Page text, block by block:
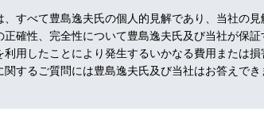
因の一つが、バイデン政権のばらまき財政と、そ
轄となり、パウエル議長が出張る筋ではない。
インフレが抑制できなければ、FRBがその責めを
というポリシーミックスは経済合理性があるの
だ。
すべて豊島逸夫氏の個人的見解であり、当社の見
確性、完全性について豊島逸夫氏及び当社が保証
用したことにより発生するいかなる費用または
するご質問には豊島逸夫氏及び当社はお答えで